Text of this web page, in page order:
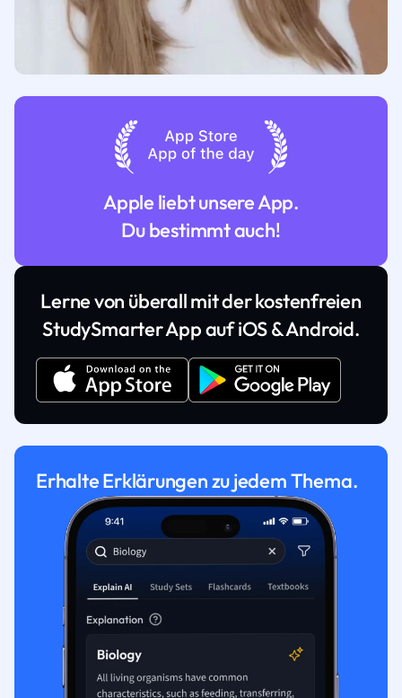
Apple liebt unsere App.
Du bestimmt auch!
Lerne von überall mit der kostenfreien
StudySmarter App auf iOS & Android.
Erhalte Erklärungen zu jedem Thema.